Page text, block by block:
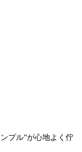
プル”が心地よく佇